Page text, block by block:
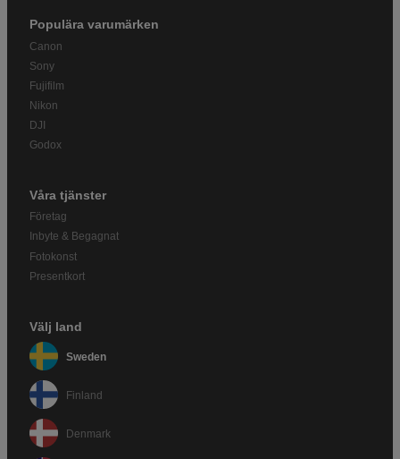
Populära varumärken
Canon
Sony
Fujifilm
Nikon
DJI
Godox
Våra tjänster
Företag
Inbyte & Begagnat
Fotokonst
Presentkort
Välj land
Sweden
Finland
Denmark